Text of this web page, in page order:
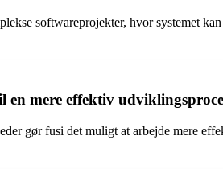
softwareprojekter, hvor systemet
mere effektiv
gør fusi det muligt at arbejde mere